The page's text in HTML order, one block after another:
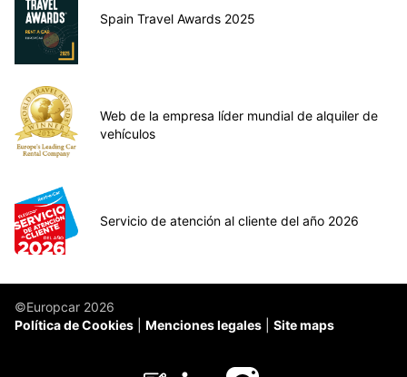
Spain Travel Awards 2025
Web de la empresa líder mundial de alquiler de
vehículos
Servicio de atención al cliente del año 2026
©Europcar 2026
Política de Cookies
Menciones legales Site maps